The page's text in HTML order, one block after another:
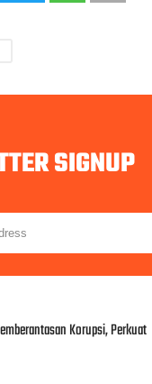
SIGNUP
Korupsi, Perkuat